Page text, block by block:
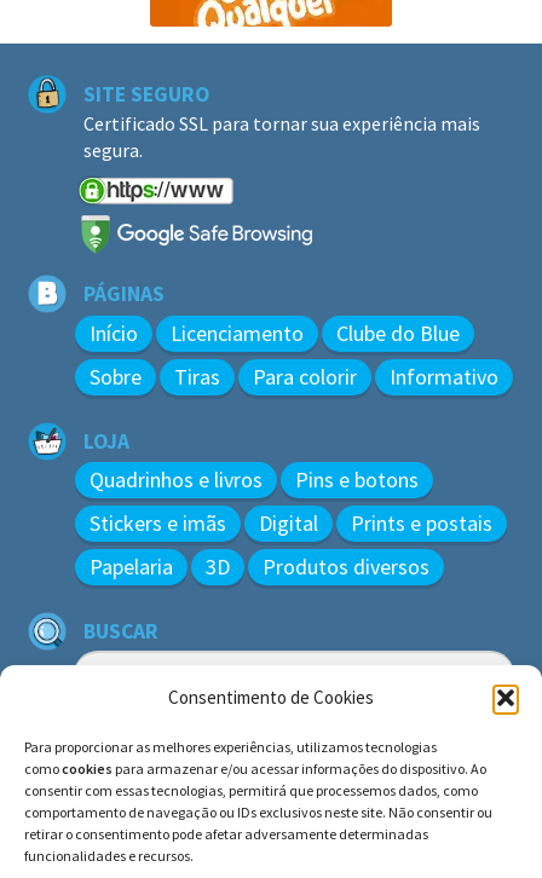
Consentimento de Cookies
Para proporcionar as melhores experiências, utilizamos tecnologias
comocookies para armazenar e/ou acessar informações do dispositivo. Ao
consentir com essas tecnologias, permitirá que processemos dados, como
comportamento de navegação ou IDs exclusivos neste site. Não consentir ou
retirar o consentimento pode afetar adversamente determinadas
funcionalidades e recursos.
SITE SEGURO
Certificado SSL para tornar sua experiência mais
segura.
PÁGINAS
Início Licenciamento
Clube do Blue
Sobre
Tiras Para colorir Informativo
LOJA
Quadrinhos e livros
Pins e botons
Stickers e imãs
Digital
Prints e postais
Papelaria
3D Produtos diversos
BUSCAR
Pesquisar
© BLUE e os gatos ∙ todos os direitos reservados.
Histórias inspiradas em gatos reais. Adote e cuide dos
gatos!